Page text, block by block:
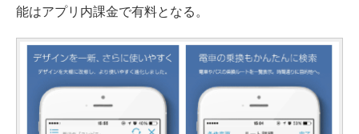
能はアプリ内課金で有料となる。